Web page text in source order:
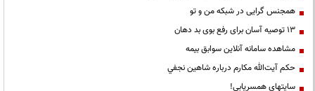
همجنس گرایی در شبکه من و تو
13 توصیه آسان برای رفع بوی بد دهان
مشاهده سامانه آنلاين سوابق بیمه
حكم آيت‌الله مكارم درباره شاهين نجفي
سایتهای همسریابی!